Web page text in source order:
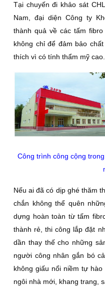
Tại chuyến đi khảo sát
Nam, đại diện Công ty
thành quả về các tấm
không chỉ để đảm bảo
thích vì có tính thẩm mỹ cao.
Công trình công cộng
Nếu ai đã có dịp ghé thăm
chắn không thể quên
dựng hoàn toàn từ tấm
thành rẻ, thi công lắp đặt
dần thay thế cho những
người công nhân gắn bó
không giấu nổi niềm tự
ngôi nhà mới, khang trang,